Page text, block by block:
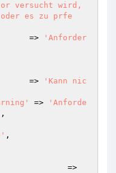
versucht wird,
es zu prfe
=>
'Anforder
=>
'Kann nic
=>
'Anforde
,
,